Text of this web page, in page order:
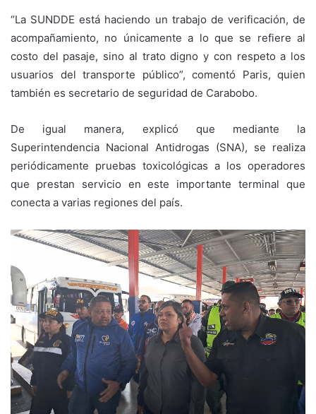
“La SUNDDE está haciendo un trabajo de verificación, de
acompañamiento, no únicamente a lo que se refiere al
costo del pasaje, sino al trato digno y con respeto a los
usuarios del transporte público”, comentó Paris, quien
también es secretario de seguridad de Carabobo.
De igual manera, explicó que mediante la
Superintendencia Nacional Antidrogas (SNA), se realiza
periódicamente pruebas toxicológicas a los operadores
que prestan servicio en este importante terminal que
conecta a varias regiones del país.